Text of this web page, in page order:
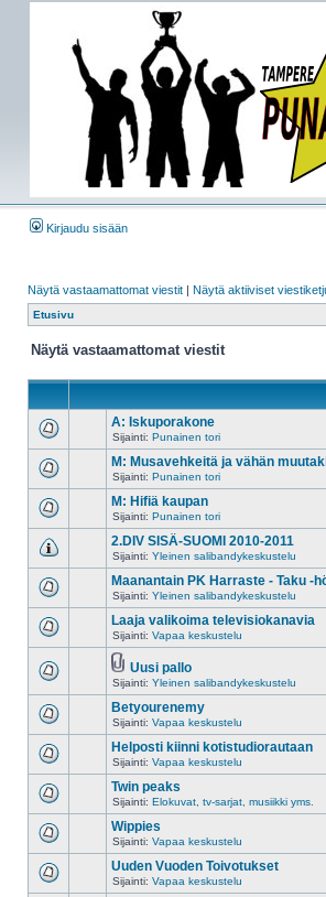
Kirjaudu sisään
Näytä vastaamattomat viestit | Näytä aktiiviset
Etusivu
Näytä vastaamattomat viestit
A: Iskuporakone
Sijainti: Punainen tori
M: Musavehkeitä ja vähän
Sijainti: Punainen tori
M: Hifiä kaupan
Sijainti: Punainen tori
2.DIV SISÄ-SUOMI 2010-2011
Sijainti: Yleinen salibandykeskustelu
Maanantain PK Harraste - Taku -
Sijainti: Yleinen salibandykeskustelu
Laaja valikoima televisiokanavia
Sijainti: Vapaa keskustelu
Uusi pallo
Sijainti: Yleinen salibandykeskustelu
Betyourenemy
Sijainti: Vapaa keskustelu
Helposti kiinni kotistudiorautaan
Sijainti: Vapaa keskustelu
Twin peaks
Sijainti: Elokuvat, tv-sarjat, musiikki yms.
Wippies
Sijainti: Vapaa keskustelu
Uuden Vuoden Toivotukset
Sijainti: Vapaa keskustelu